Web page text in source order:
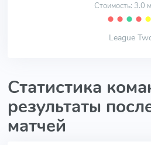
Стоимость: 3.0
⬤ ⬤ ⬤ ⬤ ⬤
League
Статистика
результаты
матчей